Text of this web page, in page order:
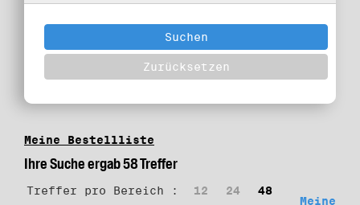
Meine Bestellliste
Ihre Suche ergab 58 Treffer
Treffer pro Bereich : 12 24
48
Meine